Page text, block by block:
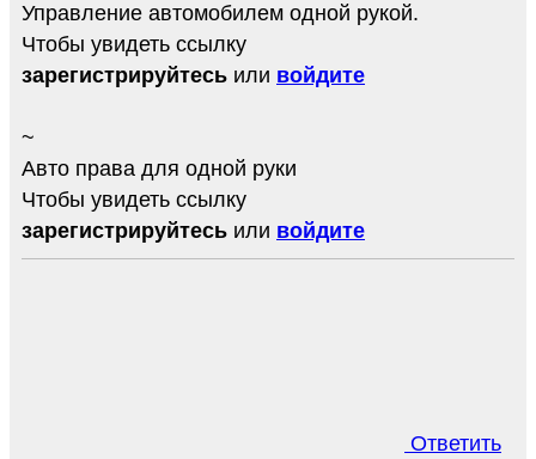
Управление автомобилем одной рукой.
Чтобы увидеть ссылку
зарегистрируйтесь или войдите
~
Авто права для одной руки
Чтобы увидеть ссылку
зарегистрируйтесь или войдите
Ответить